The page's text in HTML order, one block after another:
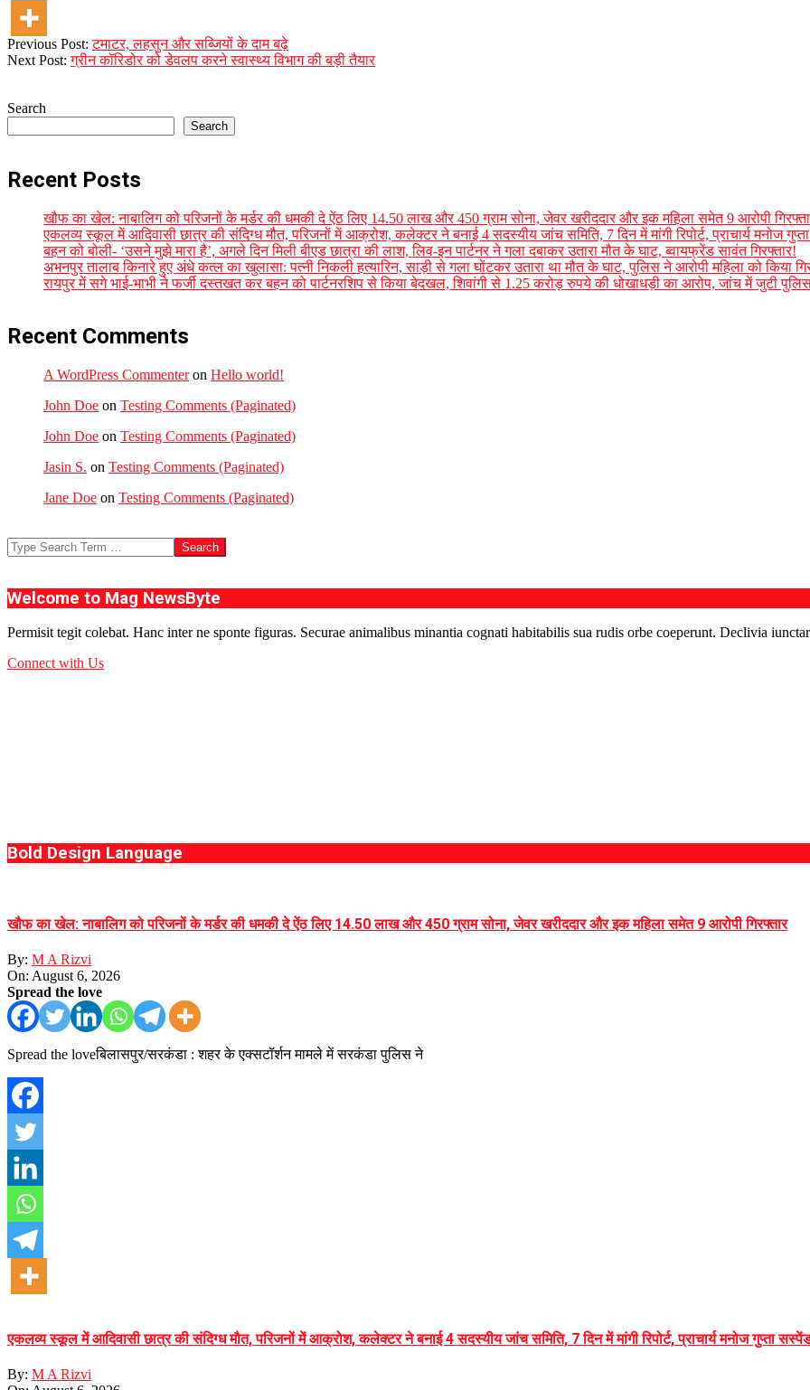
2024-
01-
Previous Post:टमाटर, लहसुन और सब्जियों के दाम बढ़े
Next Post:ग्रीन कॉरिडोर को डेवलप करने स्वास्थ्य विभाग की बड़ी तैयार
Search
Search
Recent Posts
खौफ का खेल: नाबालिग को परिजनों के मर्डर की धमकी दे ऐंठ लिए 14.50 लाख और 450 ग्राम सोना, जेवर खरीददार और इक महिला समेत 9 आरोपी
एकलव्य स्कूल में आदिवासी छात्र की संदिग्ध मौत, परिजनों में आक्रोश, कलेक्टर ने बनाई 4 सदस्यीय जांच समिति, 7 दिन में मांगी रिपोर्ट, प्राचार्य मनोज
बहन को बोली- ‘उसने मुझे मारा है’, अगले दिन मिली बीएड छात्रा की लाश, लिव-इन पार्टनर ने गला दबाकर उतारा मौत के घाट, ब्वायफ्रेंड सावंत गिरफ्तार!
अभनपुर तालाब किनारे हुए अंधे कत्ल का खुलासा: पत्नी निकली हत्यारिन, साड़ी से गला घोंटकर उतारा था मौत के घाट, पुलिस ने आरोपी महिला को किया
रायपुर में सगे भाई-भाभी ने फर्जी दस्तखत कर बहन को पार्टनरशिप से किया बेदखल, शिवांगी से 1.25 करोड़ रुपये की धोखाधड़ी का आरोप, जांच में जुटी
Recent Comments
A WordPress Commenteron Hello world!
John Doe on Testing Comments (Paginated)
John Doe on Testing Comments (Paginated)
Jasin S. on Testing Comments (Paginated)
Jane Doe on Testing Comments (Paginated)
Search
Welcome to Mag NewsByte
Permisit tegit colebat. Hanc inter ne sponte figuras. Securae animalibus minantia cognati habitabilis sua rudis orbe coeperunt. Declivia
Connect with Us
Bold Design Language
खौफ का खेल: नाबालिग को परिजनों के मर्डर की धमकी दे ऐंठ लिए 14.50 लाख और 450 ग्राम सोना, जेवर खरीददार और इक महिला समेत 9 आरोपी गिरफ्तार
By: M A Rizvi
On: August 6, 2026
Spread the love
Spread the loveबिलासपुर/सरकंडा : शहर के एक्सटॉर्शन मामले में सरकंडा पुलिस ने
एकलव्य स्कूल में आदिवासी छात्र की संदिग्ध मौत, परिजनों में आक्रोश, कलेक्टर ने बनाई 4 सदस्यीय जांच समिति, 7 दिन में मांगी रिपोर्ट, प्राचार्य मनोज गुप्ता
By: M A Rizvi